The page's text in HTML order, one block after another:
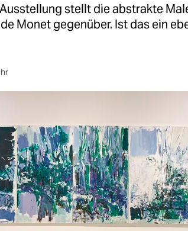
stellt die abstrakte
Monet gegenüber. Ist das ein